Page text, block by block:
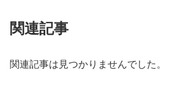
関連記事
関連記事は見つかりませんでした。